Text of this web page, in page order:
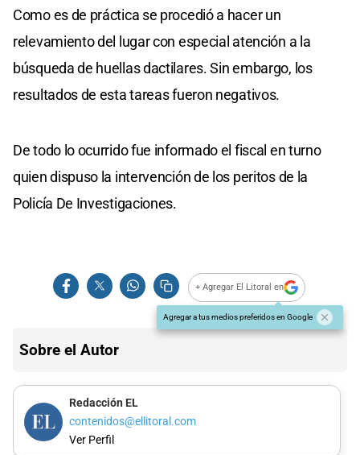
Como es de práctica se procedió a hacer un
relevamiento del lugar con especial atención a la
búsqueda de huellas dactilares. Sin embargo, los
resultados de esta tareas fueron negativos.
De todo lo ocurrido fue informado el fiscal en turno
quien dispuso la intervención de los peritos de la
Policía De Investigaciones.
+ Agregar El Litoral en
Agregar a tus medios preferidos en Google
Sobre el Autor
Redacción EL
contenidos@ellitoral.com
Ver Perfil